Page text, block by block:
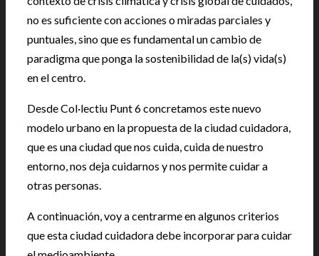
no es suficiente con acciones o miradas parciales y
puntuales, sino que es fundamental un cambio de
paradigma que ponga la sostenibilidad de la(s) vida(s)
en el centro.
Desde Col·lectiu Punt 6 concretamos este nuevo
modelo urbano en la propuesta de la ciudad cuidadora,
que es una ciudad que nos cuida, cuida de nuestro
entorno, nos deja cuidarnos y nos permite cuidar a
otras personas.
A continuación, voy a centrarme en algunos criterios
que esta ciudad cuidadora debe incorporar para cuidar